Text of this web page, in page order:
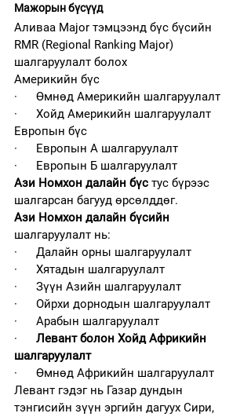
Мажорын бүсүүд
Аливаа Major тэмцээнд бүс бүсийн
RMR (Regional Ranking Major)
шалгаруулалт болох
Америкийн бүс
·      Өмнөд Америкийн шалгаруулалт
·      Хойд Америкийн шалгаруулалт
Европын бүс
·      Европын А шалгаруулалт
·      Европын Б шалгаруулалт
Ази Номхон далайн бүс тус бүрээс
шалгарсан багууд өрсөлддөг.
Ази Номхон далайн бүсийн
шалгаруулалт нь:
·      Далайн орны шалгаруулалт
·      Хятадын шалгаруулалт
·      Зүүн Азийн шалгаруулалт
·      Ойрхи дорнодын шалгаруулалт
·      Арабын шалгаруулалт
· Левант болон Хойд Африкийн
шалгаруулалт
·      Өмнөд Африкийн шалгаруулалт
Левант гэдэг нь Газар дундын
тэнгисийн зүүн эргийн дагуух Сири,